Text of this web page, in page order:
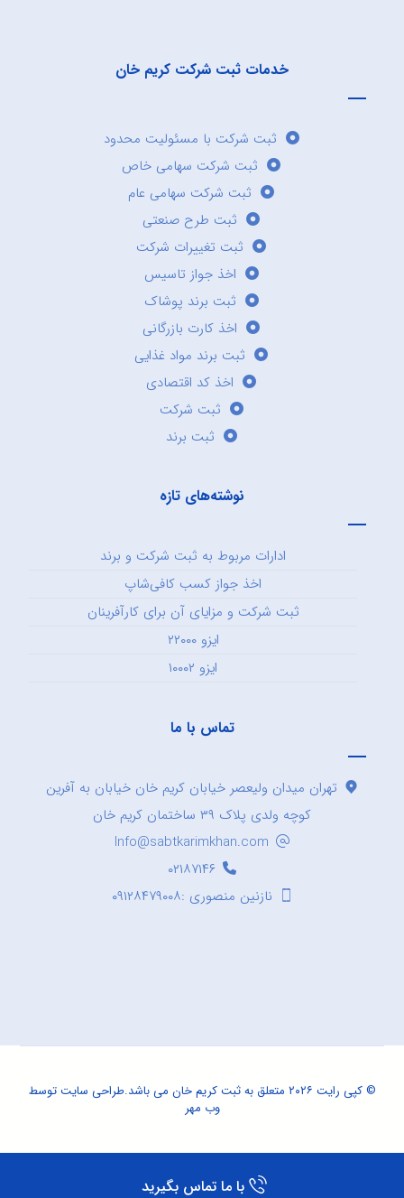
خدمات ثبت شرکت کریم خان
ثبت شرکت با مسئولیت محدود
ثبت شرکت سهامی خاص
ثبت شرکت سهامی عام
ثبت طرح صنعتی
ثبت تغییرات شرکت
اخذ جواز تاسیس
ثبت برند پوشاک
اخذ کارت بازرگانی
ثبت برند مواد غذایی
اخذ کد اقتصادی
ثبت شرکت
ثبت برند
نوشته‌های تازه
ادارات مربوط به ثبت شرکت و برند
اخذ جواز کسب کافی‌شاپ
ثبت شرکت و مزایای آن برای کارآفرینان
ایزو ۲۲۰۰۰
ایزو ۱۰۰۰۲
تماس با ما
تهران میدان ولیعصر خیابان کریم خان خیابان به آفرین
کوچه ولدی پلاک ۳۹ ساختمان کریم خان
Info@sabtkarimkhan.com
۰۲۱۸۷۱۴۶
نازنین منصوری :۰۹۱۲۸۴۷۹۰۰۸
© کپی رایت ۲۰۲۶ متعلق به ثبت کریم خان می باشد. طراحی سایتتوسط
وب مهر
با ما تماس بگیرید